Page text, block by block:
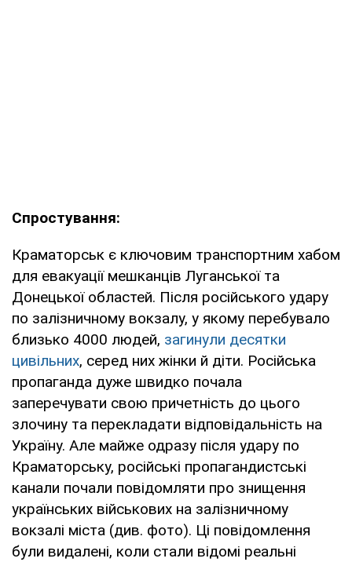
Спростування:
Краматорськ є ключовим транспортним хабом
для евакуації мешканців Луганської та
Донецької областей. Після російського удару
по залізничному вокзалу, у якому перебувало
близько 4000 людей, загинули десятки
цивільних, серед них жінки й діти. Російська
пропаганда дуже швидко почала
заперечувати свою причетність до цього
злочину та перекладати відповідальність на
Україну. Але майже одразу після удару по
Краматорську, російські пропагандистські
канали почали повідомляти про знищення
українських військових на залізничному
вокзалі міста (див. фото). Ці повідомлення
були видалені, коли стали відомі реальні